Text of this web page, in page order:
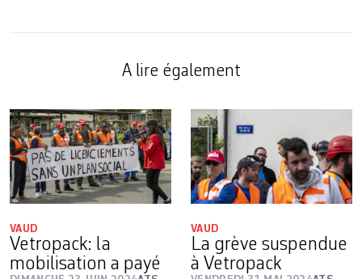
A lire également
VAUD
Vetropack: la
mobilisation a payé
VAUD
La grève suspendue
à Vetropack